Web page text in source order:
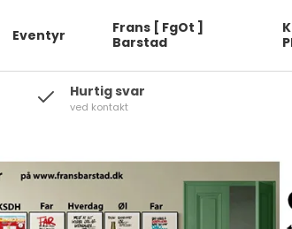
Eventyr
Frans [ FgOt ]
Barstad
Hurtig svar
ved kontakt